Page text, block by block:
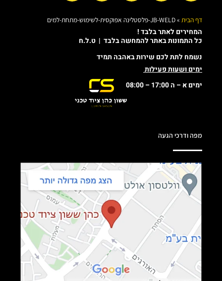
דף הבית »JB-WELD-פלסטלינה אפוקסית-לשימוש-מתחת-למים
המחירים לאתר בלבד !
כל התמונות באתר להמחשה בלבד | ט.ל.ח
נשמח לתת לכם שירות באהבה תמיד
ימים ושעות פעילות
ימים א – ה 17:00 – 08:00
מפה ודרכי הגעה